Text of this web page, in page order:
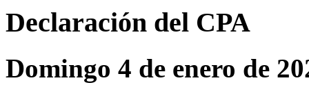
Declaración del CPA
Domingo 4 de enero de